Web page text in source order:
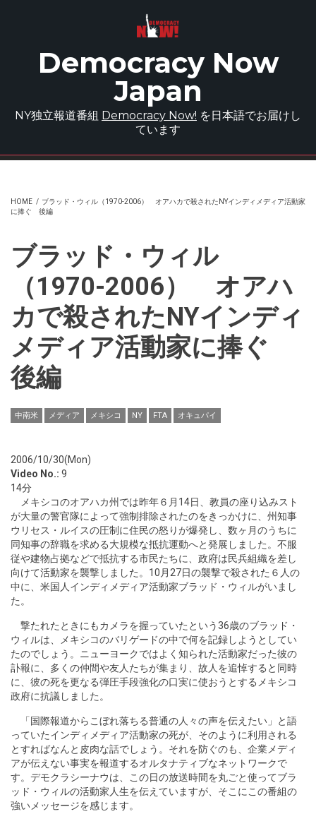
Democracy Now
Japan
NY独立報道番組 Democracy Now! を日本語でお届けし
ています
HOME / ブラッド・ウィル（1970-2006） オアハカで殺されたNYインディメディア活動家
に捧ぐ 後編
ブラッド・ウィル
（1970-2006） オアハ
カで殺されたNYインディ
メディア活動家に捧ぐ
後編
中南米 メディア メキシコ NY FTA オキュパイ
2006/10/30(Mon)
Video No.: 9
14分
メキシコのオアハカ州では昨年６月14日、教員の座り込みスト
が大量の警官隊によって強制排除されたのをきっかけに、州知事
ウリセス・ルイスの圧制に住民の怒りが爆発し、数ヶ月のうちに
同知事の辞職を求める大規模な抵抗運動へと発展しました。不服
従や建物占拠などで抵抗する市民たちに、政府は民兵組織を差し
向けて活動家を襲撃しました。10月27日の襲撃で殺された６人の
中に、米国人インディメディア活動家ブラッド・ウィルがいまし
た。
撃たれたときにもカメラを握っていたという36歳のブラッド・
ウィルは、メキシコのバリゲードの中で何を記録しようとしてい
たのでしょう。ニューヨークではよく知られた活動家だった彼の
訃報に、多くの仲間や友人たちが集まり、故人を追悼すると同時
に、彼の死を更なる弾圧手段強化の口実に使おうとするメキシコ
政府に抗議しました。
「国際報道からこぼれ落ちる普通の人々の声を伝えたい」と語
っていたインディメディア活動家の死が、そのように利用される
とすればなんと皮肉な話でしょう。それを防ぐのも、企業メディ
アが伝えない事実を報道するオルタナティブなネットワークで
す。デモクラシーナウは、この日の放送時間を丸ごと使ってブラ
ッド・ウィルの活動家人生を伝えていますが、そこにこの番組の
強いメッセージを感じます。